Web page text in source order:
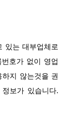
있는 대부업체로
호가 없이 영업
지 않는것을 권
보가 있습니다.